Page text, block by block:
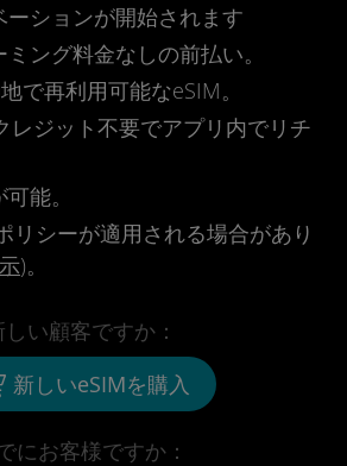
ーションが開始されます
ング料金なしの前払い。
で再利用可能なeSIM。
レジット不要でアプリ内でリチ
能。
リシーが適用される場合があり
)。
にお客様ですか：
しい顧客ですか：
新しいeSIMを購入